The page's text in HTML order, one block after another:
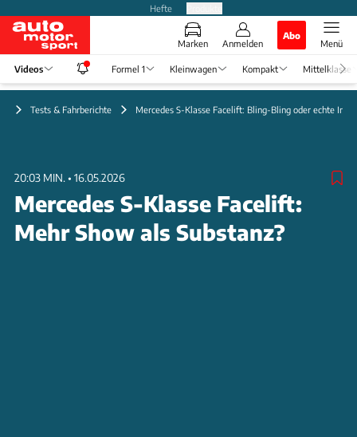
Hefte
Marken Anmelden
Abo
Menü
Videos Formel 1 Kleinwagen Kompakt Mittelklasse
Tests & Fahrberichte Mercedes S-Klasse Facelift: Bling-Bling oder echte
20:03 MIN. • 16.05.2026
Mercedes S-Klasse Facelift:
Mehr Show als Substanz?